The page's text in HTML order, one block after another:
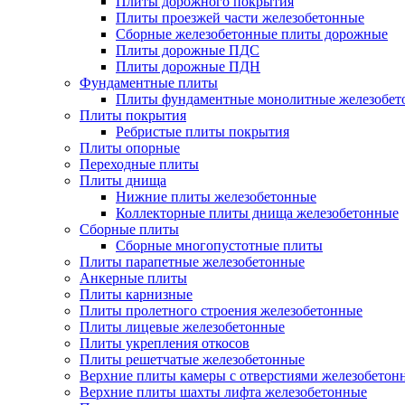
Плиты проезжей части железобетонные
Сборные железобетонные плиты дорожные
Плиты дорожные ПДС
Плиты дорожные ПДН
Фундаментные плиты
Плиты фундаментные монолитные
Плиты покрытия
Ребристые плиты покрытия
Плиты опорные
Переходные плиты
Плиты днища
Нижние плиты железобетонные
Коллекторные плиты днища железобетонные
Сборные плиты
Сборные многопустотные плиты
Плиты парапетные железобетонные
Анкерные плиты
Плиты карнизные
Плиты пролетного строения железобетонные
Плиты лицевые железобетонные
Плиты укрепления откосов
Плиты решетчатые железобетонные
Верхние плиты камеры с отверстиями
Верхние плиты шахты лифта железобетонные